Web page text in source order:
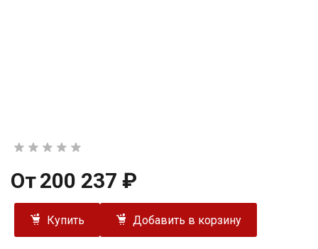
От200 237 ₽
Купить Добавить в корзину